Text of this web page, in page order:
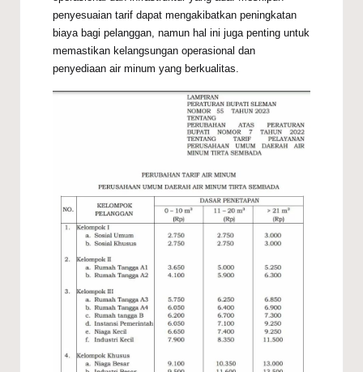
penyesuaian tarif dapat mengakibatkan peningkatan
biaya bagi pelanggan, namun hal ini juga penting untuk
memastikan kelangsungan operasional dan
penyediaan air minum yang berkualitas.